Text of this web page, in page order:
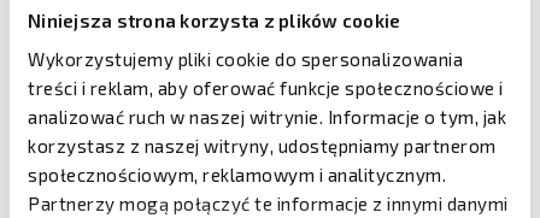
Niniejsza strona korzysta z plików cookie
Wykorzystujemy pliki cookie do spersonalizowania
treści i reklam, aby oferować funkcje społecznościowe i
analizować ruch w naszej witrynie. Informacje o tym, jak
korzystasz z naszej witryny, udostępniamy partnerom
społecznościowym, reklamowym i analitycznym.
Partnerzy mogą połączyć te informacje z innymi danymi